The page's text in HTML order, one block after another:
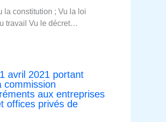
la constitution ; Vu la loi
travail Vu le décret…
avril 2021 portant
commission
aux entreprises
offices privés de